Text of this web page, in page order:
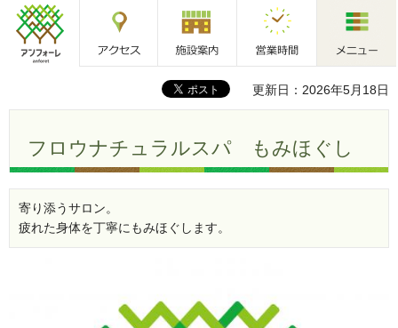
アンフォーレ 施設案内 営業時間
更新日：2026年5月18日
フロウナチュラルスパ もみほぐし
寄り添うサロン。
疲れた身体を丁寧にもみほぐします。